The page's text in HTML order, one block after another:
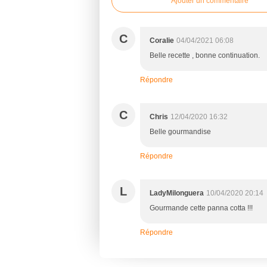
C Coralie 04/04/2021 06:08
Belle recette , bonne continuation.
Répondre
C Chris 12/04/2020 16:32
Belle gourmandise
Répondre
L LadyMilonguera 10/04/2020 20:14
Gourmande cette panna cotta !!!
Répondre